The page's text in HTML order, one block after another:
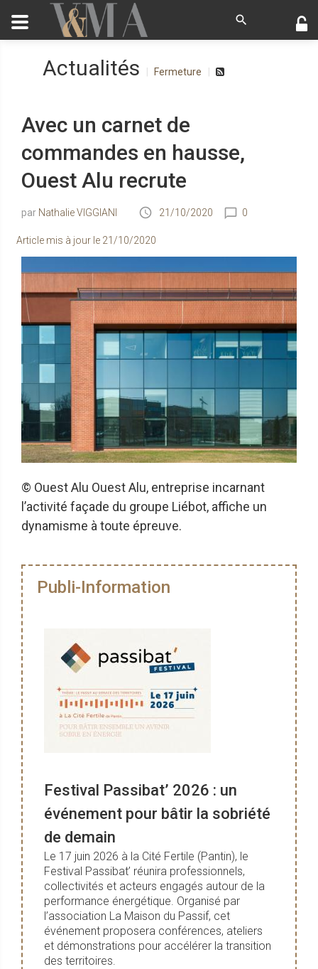
Actualités Fermeture
Avec un carnet de
commandes en hausse,
Ouest Alu recrute
Nathalie VIGGIANI 21/10/2020 0
Article mis à jour le 21/10/2020
© Ouest Alu Ouest Alu, entreprise incarnant
l’activité façade du groupe Liébot, affiche un
dynamisme à toute épreuve.
Publi-Information
Festival Passibat’ 2026 : un
événement pour bâtir la sobriété
de demain
Le 17 juin 2026 à la Cité Fertile (Pantin), le
Festival Passibat’ réunira professionnels,
collectivités et acteurs engagés autour de la
performance énergétique. Organisé par
l’association La Maison du Passif, cet
événement proposera conférences, ateliers
et démonstrations pour accélérer la transition
des territoires.